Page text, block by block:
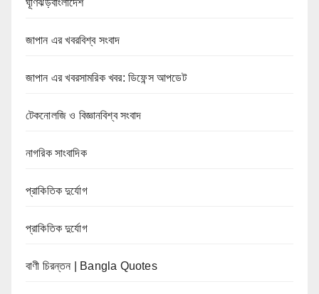
ঘূর্ণিঝড়বাংলাদেশ
জাপান এর খবরবিশ্ব সংবাদ
জাপান এর খবরসামরিক খবর: ডিফেন্স আপডেট
টেকনোলজি ও বিজ্ঞানবিশ্ব সংবাদ
নাগরিক সাংবাদিক
প্রাকিতিক দুর্যোগ
প্রাকিতিক দুর্যোগ
বাণী চিরন্তন | Bangla Quotes